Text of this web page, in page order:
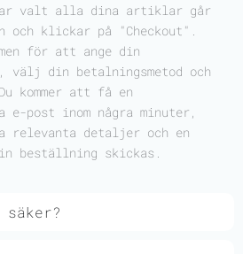
har valt alla dina artiklar går
klickar på "Checkout".
för att ange din
välj din betalningsmetod och
kommer att få en
post inom några minuter,
relevanta detaljer och en
beställning skickas.